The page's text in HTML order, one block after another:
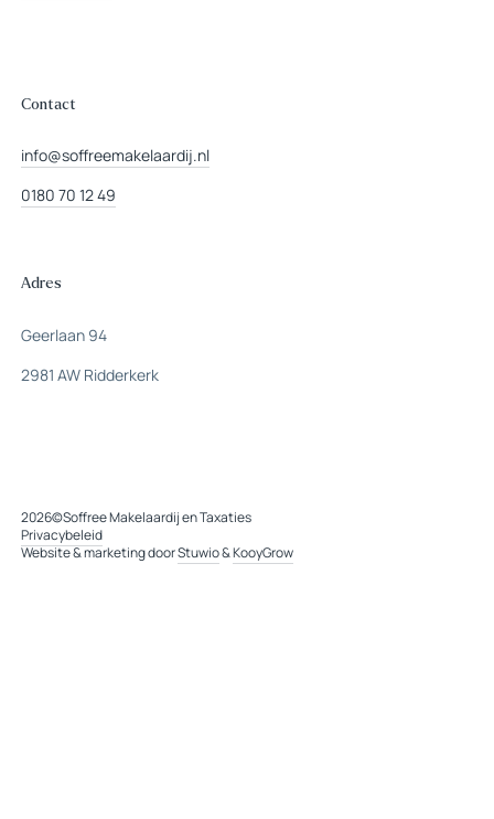
Contact
info@soffreemakelaardij.nl
0180 70 12 49
Adres
Geerlaan 94
2981 AW Ridderkerk
2026©Soffree Makelaardij en Taxaties
Privacybeleid
Website & marketing doorStuwio&KooyGrow